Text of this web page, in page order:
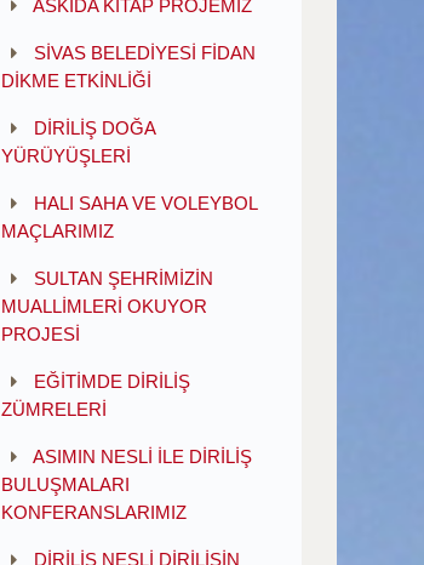
ASKIDA KİTAP PROJEMİZ
SİVAS BELEDİYESİ FİDAN
DİKME ETKİNLİĞİ
DİRİLİŞ DOĞA
YÜRÜYÜŞLERİ
HALI SAHA VE VOLEYBOL
MAÇLARIMIZ
SULTAN ŞEHRİMİZİN
MUALLİMLERİ OKUYOR
PROJESİ
EĞİTİMDE DİRİLİŞ
ZÜMRELERİ
ASIMIN NESLİ İLE DİRİLİŞ
BULUŞMALARI
KONFERANSLARIMIZ
DİRİLİŞ NESLİ DİRİLİŞİN